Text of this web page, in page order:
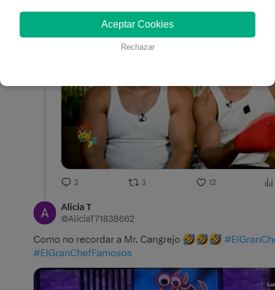
Aceptar Cookies
Rechazar